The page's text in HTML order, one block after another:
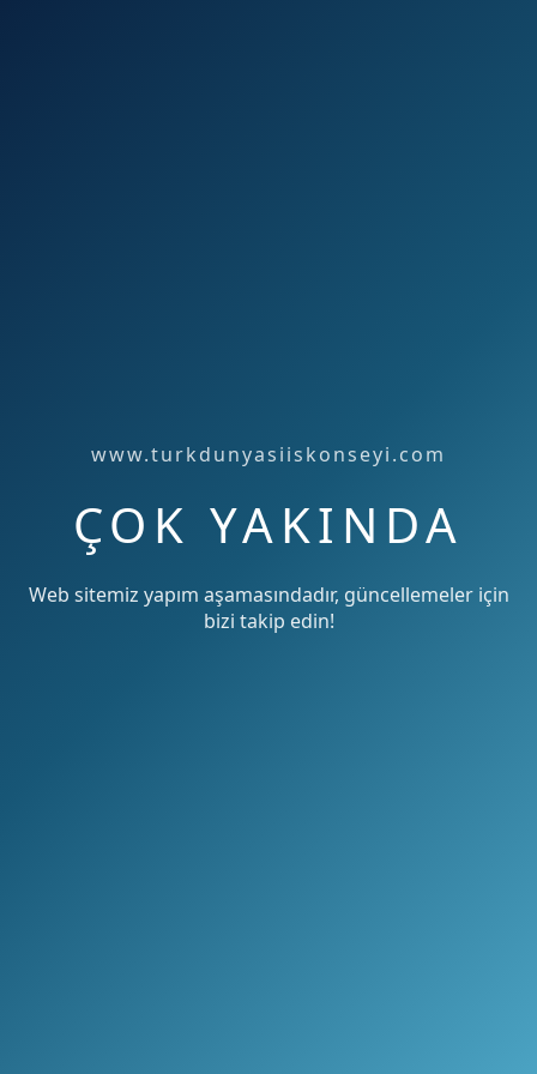
www.turkdunyasiiskonseyi.com
ÇOK YAKINDA
Web sitemiz yapım aşamasındadır, güncellemeler için
bizi takip edin!